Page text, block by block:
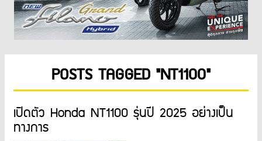
POSTS TAGGED "NT1100"
เปิดตัว Honda NT1100 รุ่นปี 2025 อย่างเป็น
ทางการ